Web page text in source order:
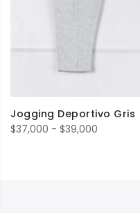
Jogging Deportivo Gris
$37,000 - $39,000